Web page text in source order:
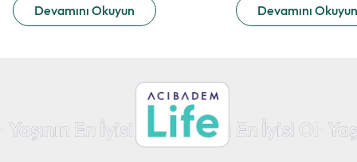
Devamını Okuyun Devamını Okuyun